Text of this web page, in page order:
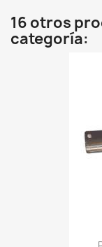
16 otros
categoría: